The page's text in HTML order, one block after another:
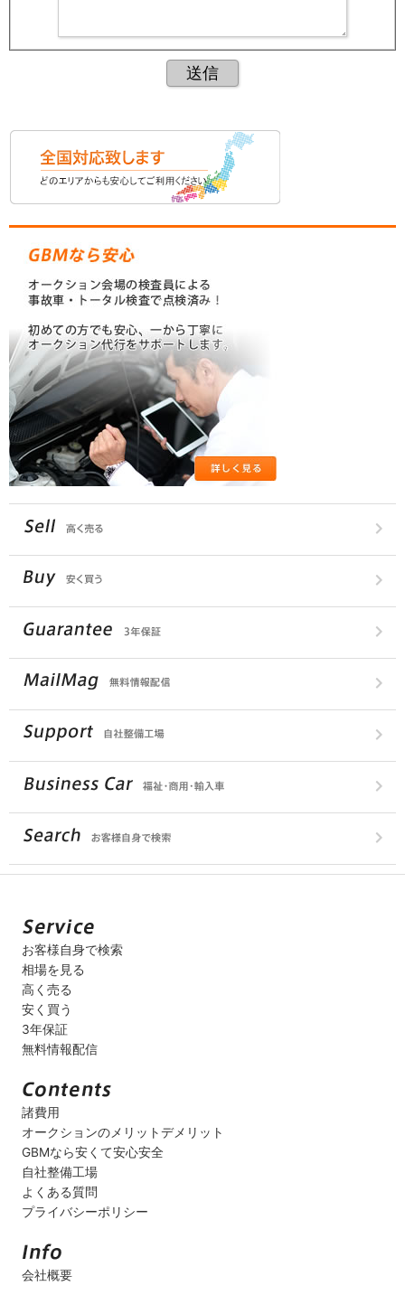
お客様自身で検索
相場を見る
高く売る
安く買う
3年保証
無料情報配信
諸費用
オークションのメリットデメリット
GBMなら安くて安心安全
自社整備工場
よくある質問
プライバシーポリシー
会社概要